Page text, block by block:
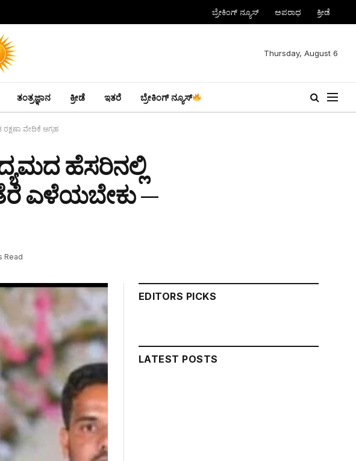
ಬ್ರೇಕಿಂಗ್ ನ್ಯೂಸ್ ಅಪರಾಧ ಕ್ರೀಡೆ
Thursday, August 6
ತಂತ್ರಜ್ಞಾನ ಕ್ರೀಡೆ ಇತರೆ ಬ್ರೇಕಿಂಗ್ ನ್ಯೂಸ್
ವೇದಿಕೆ ಆಗ್ರಹ
ಹೆಸರಿನಲ್ಲಿ
ಎಳೆಯಬೇಕು —
Read
EDITORS PICKS
LATEST POSTS